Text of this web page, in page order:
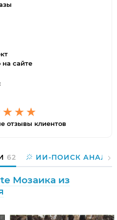
на сайте
отзывы клиентов
62 ИИ-ПОИСК
Мозаика из